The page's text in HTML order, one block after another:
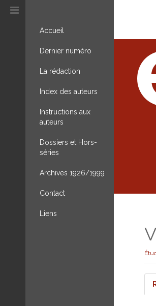
Accueil
Dernier numéro
La rédaction
Index des auteurs
Instructions aux
auteurs
Dossiers et Hors-
séries
Archives 1926/1999
Contact
Liens